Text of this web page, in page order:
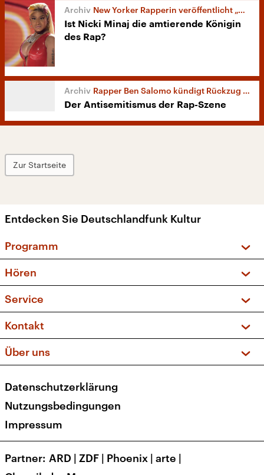
New Yorker Rapperin veröffentlicht „Queen“
Ist Nicki Minaj die amtierende Königin
des Rap?
Rapper Ben Salomo kündigt Rückzug an
Der Antisemitismus der Rap-Szene
Zur Startseite
Entdecken Sie Deutschlandfunk Kultur
Programm
Sendungen und Podcasts
Musikliste
Kakadu – Das Kinderprogramm
Hören
Frequenzen (UKW + DAB+)
Service
FAQ
Apps
Newsletter
Veranstaltungen
Kontakt
Social Media
Über uns
Presse
Karriere
Transparenz
Datenschutzerklärung
Nutzungsbedingungen
Impressum
Partner ARD | ZDF | Phoenix | arte |